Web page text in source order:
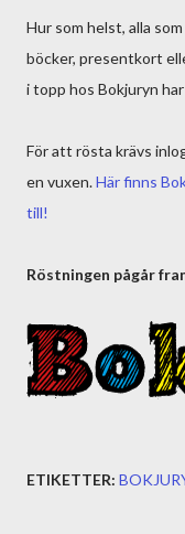
Hur som helst, alla
böcker, presentkort
i topp hos Bokjuryn
För att rösta krävs
en vuxen.Här finns
till!
Röstningen pågår
ETIKETTER: